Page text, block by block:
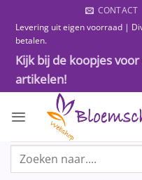
naar
inhoud
CONTACT
Levering uit eigen voorraad |
betalen.
Kijk bij de koopjes
artikelen!
Zoeken